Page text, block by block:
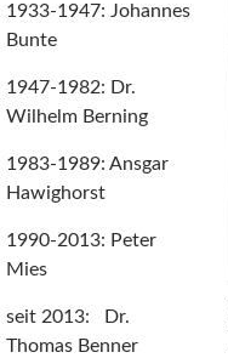
1933-1947: Johannes
Bunte
1947-1982: Dr.
Wilhelm Berning
1983-1989: Ansgar
Hawighorst
1990-2013: Peter
Mies
seit 2013: Dr.
Thomas Benner